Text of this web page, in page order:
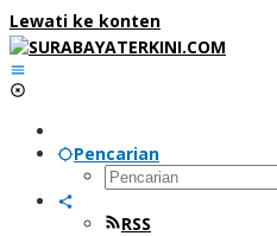
Lewati ke konten
Pencarian
RSS